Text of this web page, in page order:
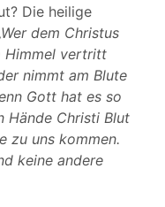
Die heilige
dem Christus
Himmel vertritt
nimmt am Blute
Gott hat es so
Hände Christi Blut
zu uns kommen.
keine andere